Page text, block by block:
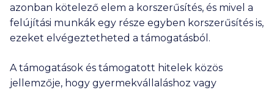
azonban kötelező elem a korszerűsítés, és mivel a
felújítási munkák egy része egyben korszerűsítés is,
ezeket elvégeztetheted a támogatásból.
A támogatások és támogatott hitelek közös
jellemzője, hogy gyermekvállaláshoz vagy